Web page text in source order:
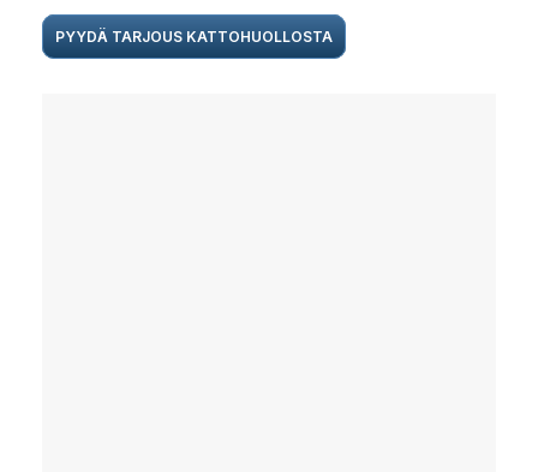
PYYDÄ TARJOUS KATTOHUOLLOSTA